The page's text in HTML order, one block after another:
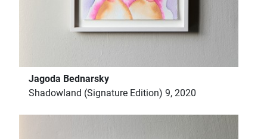
Jagoda Bednarsky
Shadowland (Signature Edition) 9, 2020